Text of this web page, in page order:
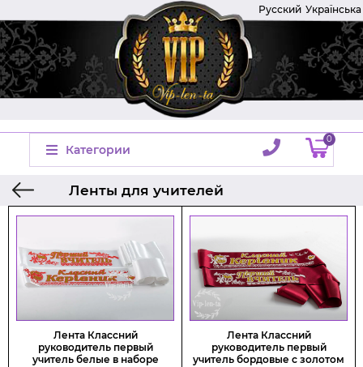
Русский Українська
Категории
0
Ленты для учителей
Лента Классний
руководитель первый
учитель белые в наборе
Лента Классний
руководитель первый
учитель бордовые с золотом